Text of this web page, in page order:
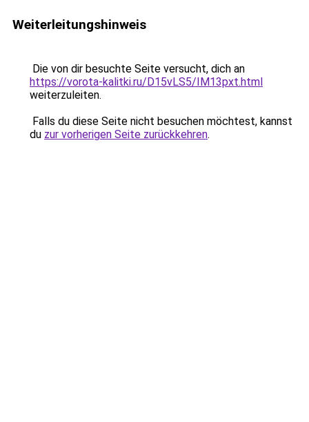
Weiterleitungshinweis
Die von dir besuchte Seite versucht, dich an
https://vorota-kalitki.ru/D15vLS5/IM13pxt.html
weiterzuleiten.
Falls du diese Seite nicht besuchen möchtest, kannst
du zur vorherigen Seite zurückkehren.